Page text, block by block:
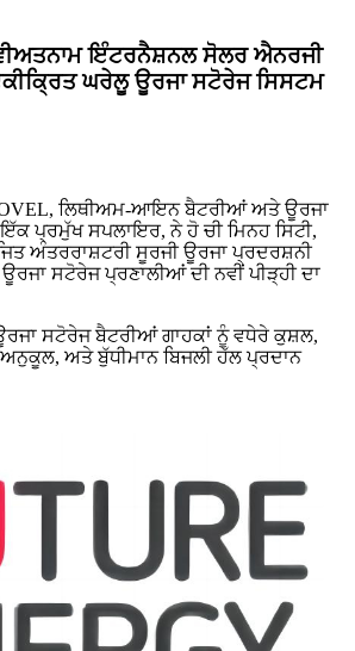
ਇੰਟਰਨੈਸ਼ਨਲ ਸੋਲਰ ਐਨਰਜੀ
ਘਰੇਲੂ ਊਰਜਾ ਸਟੋਰੇਜ ਸਿਸਟਮ
ਲਿਥੀਅਮ-ਆਇਨ ਬੈਟਰੀਆਂ ਅਤੇ ਊਰਜਾ
ਪ੍ਰਮੁੱਖ ਸਪਲਾਇਰ, ਨੇ ਹੋ ਚੀ ਮਿਨਹ ਸਿਟੀ,
ਅੰਤਰਰਾਸ਼ਟਰੀ ਸੂਰਜੀ ਊਰਜਾ ਪ੍ਰਦਰਸ਼ਨੀ
ਸਟੋਰੇਜ ਪ੍ਰਣਾਲੀਆਂ ਦੀ ਨਵੀਂ ਪੀੜ੍ਹੀ ਦਾ
ਸਟੋਰੇਜ ਬੈਟਰੀਆਂ ਗਾਹਕਾਂ ਨੂੰ ਵਧੇਰੇ ਕੁਸ਼ਲ,
ਅਤੇ ਬੁੱਧੀਮਾਨ ਬਿਜਲੀ ਹੱਲ ਪ੍ਰਦਾਨ